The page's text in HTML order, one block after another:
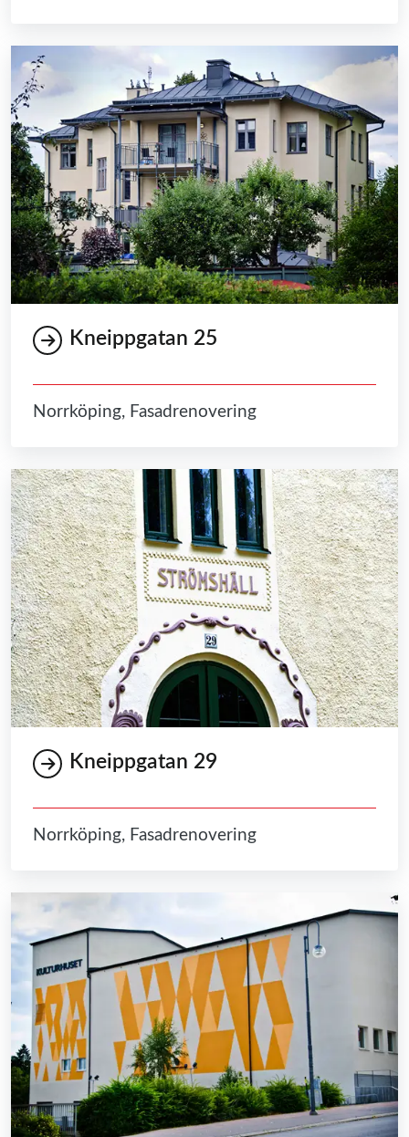
Kneippgatan 25
Norrköping, Fasadrenovering
Kneippgatan 29
Norrköping, Fasadrenovering